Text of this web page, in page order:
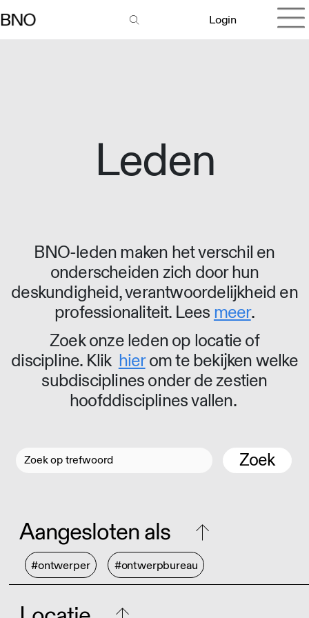
Login
Leden
BNO-leden maken het verschil en
onderscheiden zich door hun
deskundigheid, verantwoordelijkheid en
professionaliteit. Lees meer.
Zoek onze leden op locatie of
discipline. Klik hierom te bekijken welke
subdisciplines onder de zestien
hoofddisciplines vallen.
Zoek
Aangesloten als
#ontwerper #ontwerpbureau